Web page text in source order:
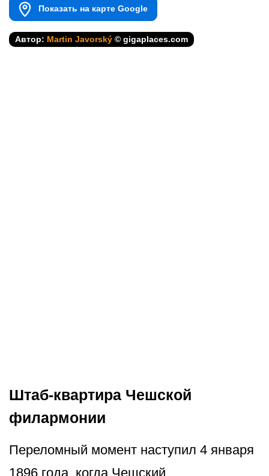
Показать на карте Google
Автор: Martin Javorský © gigaplaces.com
Штаб-квартира Чешской
филармонии
Переломный момент наступил 4 января
1896 года, когда Чешский